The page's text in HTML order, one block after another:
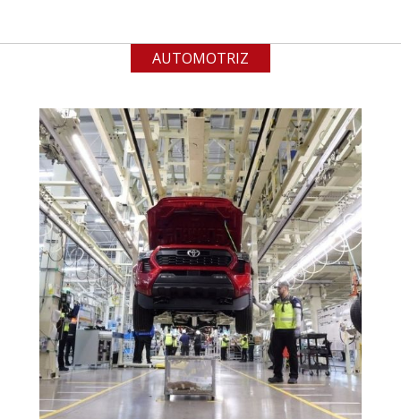
Requiere:
ALAMBRE DE INCONEL
Especificaciones:
Requisitos: Garantizar composición
química y origen adecuados
(especialmente para grafito) y
contar con sistemas de calidad y
gestión ambiental.
Aplicar al Requerimiento
Empresa en Jalisco
AUTOMOTRIZ